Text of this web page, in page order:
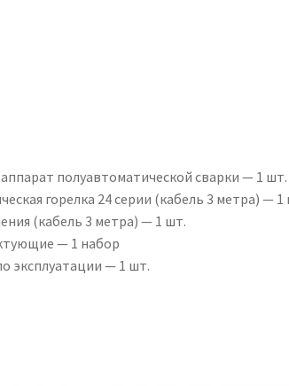
полуавтоматической сварки — 1 шт.
горелка 24 серии (кабель 3 метра) — 1
(кабель 3 метра) — 1 шт.
— 1 набор
эксплуатации — 1 шт.